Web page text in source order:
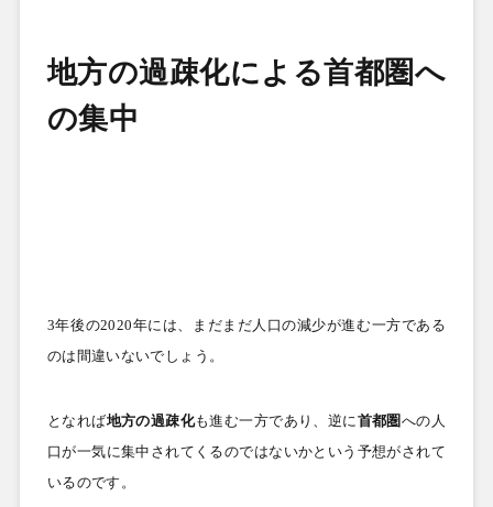
地方の過疎化による首都圏へ
の集中
3年後の2020年には、まだまだ人口の減少が進む一方である
のは間違いないでしょう。
となれば地方の過疎化も進む一方であり、逆に首都圏 への人
口が一気に集中されてくるのではないかという予想がされて
いるのです。